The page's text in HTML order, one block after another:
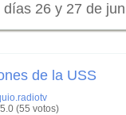
26 y 27 de
de la USS
(55 votos)